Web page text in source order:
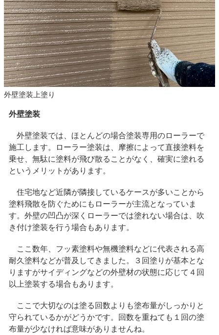
外壁塗装上塗り
外壁塗装
外壁塗装では、ほとんどの場合塗装専用のローラーで
施工します。ローラー塗装は、摩擦によって直接塗料を
乗せ、無駄に塗料が飛び散ることがなく、確実に塗れる
というメリットがあります。
住宅地など近隣が隣接しているケースが多いことから
塗料飛散を防ぐためにもローラーが主流となっていま
す。外壁の凹凸が深くローラーでは塗れない場合は、吹
き付け塗装を行う場合もあります。
ここ数年、フッ素塗料や無機塗料などに代表される高
耐久塗料などが普及してきました。３回塗りが基本とな
りますがサイディングなどの外壁材の状態に応じて４回
以上塗装する場合もあります。
ここで大切なのは塗る回数よりも塗布量がしっかりと
守られているかがどうかです。回数を重ねても１回の塗
布量が少なければ意味がありませんね。